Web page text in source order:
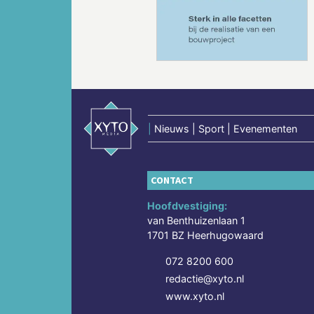
Nieuws | Sport | Evenementen
CONTACT
Hoofdvestiging:
van Benthuizenlaan 1
1701 BZ Heerhugowaard
072 8200 600
redactie@xyto.nl
www.xyto.nl